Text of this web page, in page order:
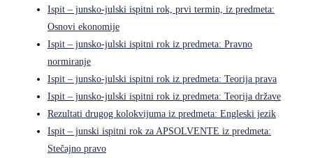
Ispit – junsko-julski ispitni rok, prvi termin, iz predmeta:
Osnovi ekonomije
Ispit – junsko-julski ispitni rok iz predmeta: Pravno
normiranje
Ispit – junsko-julski ispitni rok iz predmeta: Teorija prava
Ispit – junsko-julski ispitni rok iz predmeta: Teorija države
Rezultati drugog kolokvijuma iz predmeta: Engleski jezik
Ispit – junski ispitni rok za APSOLVENTE iz predmeta:
Stečajno pravo